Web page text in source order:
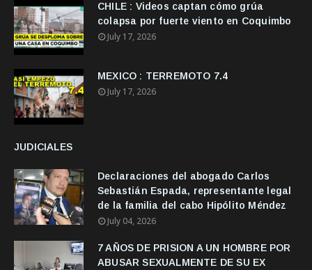
CHILE : Videos captan cómo grúa
colapsa por fuerte viento en Coquimbo
July 17, 2026
MEXICO : TERREMOTO 7.4
July 17, 2026
JUDICIALES
Declaraciones del abogado Carlos
Sebastián Espada, representante legal
de la familia del cabo Hipólito Méndez
July 04, 2026
7 AÑOS DE PRISION A UN HOMBRE POR
ABUSAR SEXUALMENTE DE SU EX